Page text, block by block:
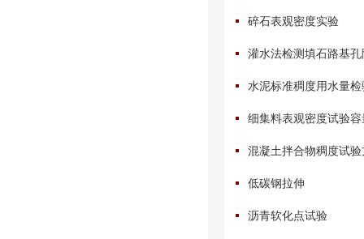
碎石表观密度实验
灌水法检测填石路基孔
水泥标准稠度用水量
细集料表观密度试验
混凝土拌合物稠度试
低碳钢拉伸
沥青软化点试验